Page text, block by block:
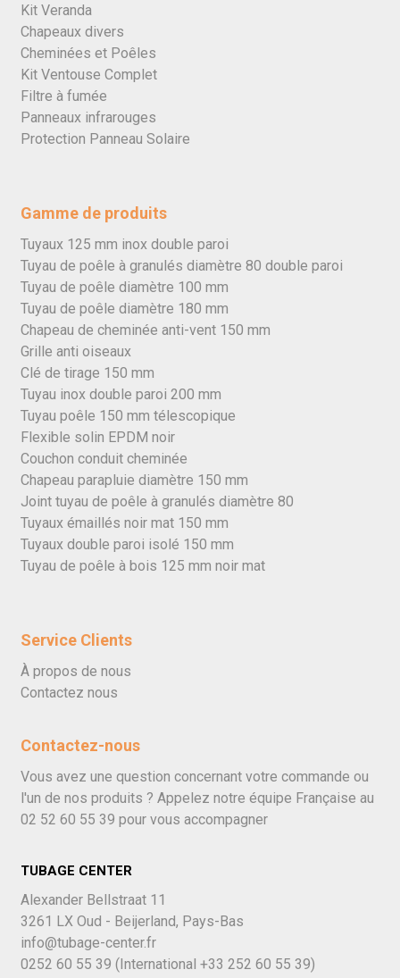
Kit Veranda
Chapeaux divers
Cheminées et Poêles
Kit Ventouse Complet
Filtre à fumée
Panneaux infrarouges
Protection Panneau Solaire
Gamme de produits
Tuyaux 125 mm inox double paroi
Tuyau de poêle à granulés diamètre 80 double paroi
Tuyau de poêle diamètre 100 mm
Tuyau de poêle diamètre 180 mm
Chapeau de cheminée anti-vent 150 mm
Grille anti oiseaux
Clé de tirage 150 mm
Tuyau inox double paroi 200 mm
Tuyau poêle 150 mm télescopique
Flexible solin EPDM noir
Couchon conduit cheminée
Chapeau parapluie diamètre 150 mm
Joint tuyau de poêle à granulés diamètre 80
Tuyaux émaillés noir mat 150 mm
Tuyaux double paroi isolé 150 mm
Tuyau de poêle à bois 125 mm noir mat
Service Clients
À propos de nous
Contactez nous
Contactez-nous
Vous avez une question concernant votre commande ou
l'un de nos produits ? Appelez notre équipe Française au
02 52 60 55 39 pour vous accompagner
TUBAGE CENTER
Alexander Bellstraat 11
3261 LX Oud - Beijerland, Pays-Bas
info@tubage-center.fr
0252 60 55 39 (International +33 252 60 55 39)